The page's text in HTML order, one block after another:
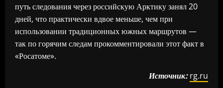
путь следования через российскую Арктику занял 20
дней, что практически вдвое меньше, чем при
использовании традиционных южных маршрутов —
так по горячим следам прокомментировали этот факт в
«Росатоме».
Источник: rg.ru